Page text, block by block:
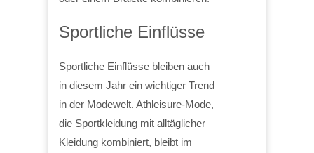
Sportliche Einflüsse
Sportliche Einflüsse bleiben auch
in diesem Jahr ein wichtiger Trend
in der Modewelt. Athleisure-Mode,
die Sportkleidung mit alltäglicher
Kleidung kombiniert, bleibt im